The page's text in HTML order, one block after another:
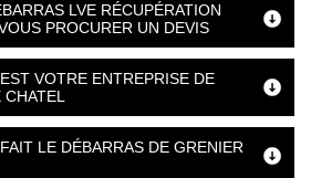
LVE RÉCUPÉRATION
PROCURER UN DEVIS
VOTRE ENTREPRISE DE
LE DÉBARRAS DE GRENIER